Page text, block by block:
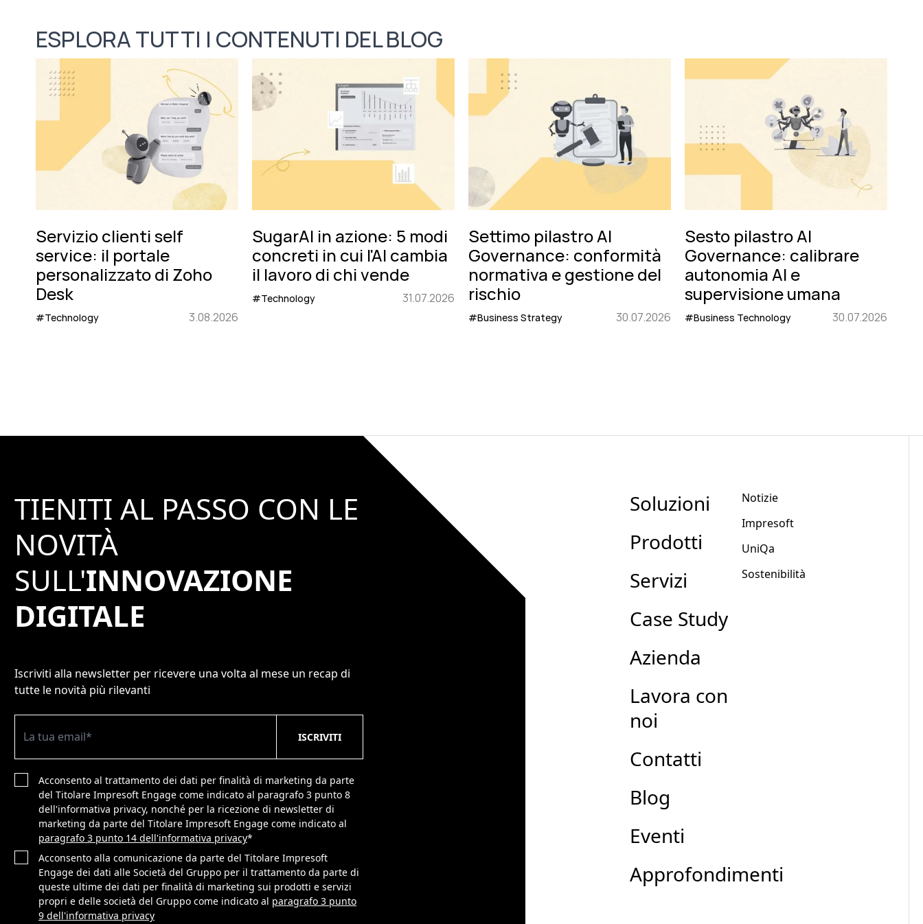
ESPLORA TUTTI I CONTENUTI DEL BLOG
Servizio clienti self
service: il portale
personalizzato di Zoho
Desk
#Technology 3.08.2026
SugarAI in azione: 5 modi
concreti in cui l'AI cambia
il lavoro di chi vende
#Technology 31.07.2026
Settimo pilastro AI
Governance: conformità
normativa e gestione del
rischio
#Business Strategy 30.07.2026
Sesto pilastro AI
Governance: calibrare
autonomia AI e
supervisione umana
#Business Technology 30.07.2026
TIENITI AL PASSO CON LE
NOVITÀ
SULL'INNOVAZIONE
DIGITALE
Iscriviti alla newsletter per ricevere una volta al mese un recap di
tutte le novità più rilevanti
Acconsento al trattamento dei dati per finalità di marketing da parte
del Titolare Impresoft Engage come indicato al paragrafo 3 punto 8
dell'informativa privacy, nonché per la ricezione di newsletter di
marketing da parte del Titolare Impresoft Engage come indicato al
paragrafo 3 punto 14 dell'informativa privacy*
Acconsento alla comunicazione da parte del Titolare Impresoft
Engage dei dati alle Società del Gruppo per il trattamento da parte di
queste ultime dei dati per finalità di marketing sui prodotti e servizi
propri e delle società del Gruppo come indicato al paragrafo 3 punto
9 dell'informativa privacy
Soluzioni
Prodotti
Servizi
Case Study
Azienda
Lavora con
noi
Contatti
Blog
Eventi
Approfondimenti
Notizie
Impresoft
UniQa
Sostenibilità